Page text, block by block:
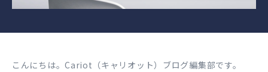
こんにちは。Cariot（キャリオット）ブログ編集部です。